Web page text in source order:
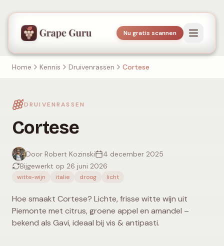
Nu gratis scannen
Home Kennis Druivenrassen Cortese
DRUIVENRASSEN
Cortese
Door Robert Kozinski
4 december 2025
Bijgewerkt op 26 juni 2026
witte-wijn italie droog licht
Hoe smaakt Cortese? Lichte, frisse witte wijn uit
Piemonte met citrus, groene appel en amandel –
bekend als Gavi, ideaal bij vis & antipasti.